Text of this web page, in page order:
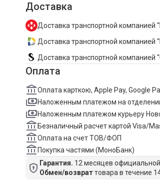
Доставка
Доставка транспортной компанией
Доставка транспортной компанией
Доставка транспортной компанией
Оплата
Оплата карткою, Apple Pay, Google
Наложенным платежом на
Наложенным платежом курьеру
Безналичный расчет картой Visa/
Оплата на счет ТОВ/ФОП
Покупка частями (МоноБанк)
Гарантия. 12 месяцев
Обмен/возвраттовара в течение